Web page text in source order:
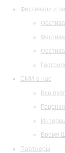
Фестивали и
СМИ о нас
Все
Время
Партнеры